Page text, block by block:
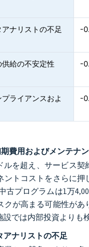
ナリストの不足 -
給の不安定性 -
ライアンスおよ
-
費用およびメンテナ
ルを超え、サービス
ントコストをさらに
古プログラムは1万
が高まる可能性が
では内部投資よりも
アナリストの不足